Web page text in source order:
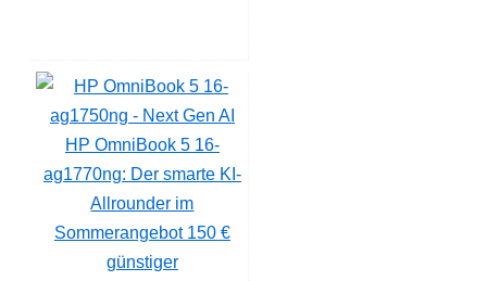
HP OmniBook 5 16-
ag1770ng: Der smarte KI-
Allrounder im
Sommerangebot 150 €
günstiger